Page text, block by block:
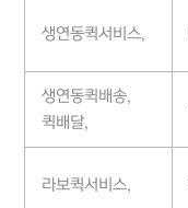
생연동퀵서비스,
생연동퀵배송,
퀵배달,
라보퀵서비스,